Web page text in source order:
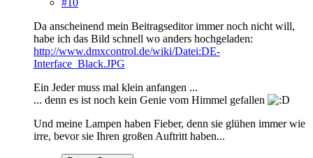
Da anscheinend mein Beitragseditor immer noch nicht will,
habe ich das Bild schnell wo anders hochgeladen:
http://www.dmxcontrol.de/wiki/Datei:DE-
Interface_Black.JPG
Ein Jeder muss mal klein anfangen ...
... denn es ist noch kein Genie vom Himmel gefallen
Und meine Lampen haben Fieber, denn sie glühen immer wie
irre, bevor sie Ihren großen Auftritt haben...